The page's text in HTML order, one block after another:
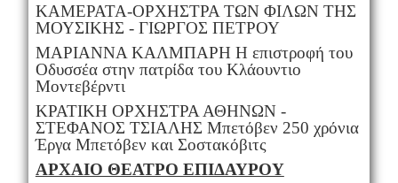
ΚΑΜΕΡΑΤΑ-ΟΡΧΗΣΤΡΑ ΤΩΝ ΦΙΛΩΝ ΤΗΣ
ΜΟΥΣΙΚΗΣ - ΓΙΩΡΓΟΣ ΠΕΤΡΟΥ
ΜΑΡΙΑΝΝΑ ΚΑΛΜΠΑΡΗ Η επιστροφή του
Οδυσσέα στην πατρίδα του Κλάουντιο
Μοντεβέρντι
ΚΡΑΤΙΚΗ ΟΡΧΗΣΤΡΑ ΑΘΗΝΩΝ -
ΣΤΕΦΑΝΟΣ ΤΣΙΑΛΗΣ Μπετόβεν 250 χρόνια
Έργα Μπετόβεν και Σοστακόβιτς
ΑΡΧΑΙΟ ΘΕΑΤΡΟ ΕΠΙΔΑΥΡΟΥ